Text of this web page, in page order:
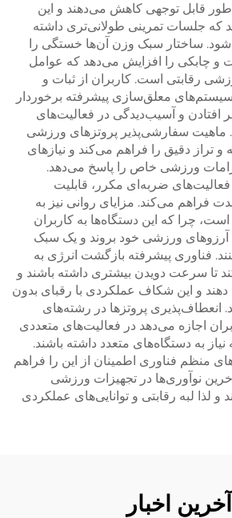
طور قابل توجهی کاهش می‌دهند و این
که جلسات تمرینی طولانی‌تری داشته
شود. ساختار سبک وزن آن‌ها خستگی را
چابکی را افزایش می‌دهد که عوامل
رقابتی است. کاربران از ثبات و
معلق‌سازی پیشرفته برخوردار
افتادن و آسیب‌دیدگی در فعالیت‌های
سفارشی‌پذیر پروتزهای ورزشی
و تراز دقیق را فراهم می‌کند و نیازهای
ورزشی خاص را پاسخ می‌دهد.
فعالیت‌های ضربه‌ای مکرر، قابلیت
فراهم می‌کند. مزایای روانی نیز به
است، چرا که این دستگاه‌ها به کاربران
آرزوهای ورزشی خود بروند و یک سبک
فناوری پیشرفته بازگشت انرژی به
تا سرعت دویدن بیشتری داشته باشند و
دهند و این شکاف عملکردی با رقبای بدون
انعطاف‌پذیری پروتزها در رشته‌های
اجازه می‌دهد در فعالیت‌های متعددی
به دستگاه‌های متعدد داشته باشند.
منظم فناوری اطمینان از این را فراهم
نوآوری‌ها در تجهیزات ورزشی
و لذا لبه رقابتی و توانایی‌های عملکردی
آخرین اخبار